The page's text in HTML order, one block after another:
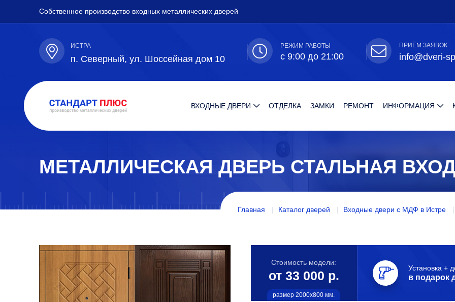
Собственное производство входных металлических дверей
ИСТРА
п. Северный, ул. Шоссейная дом 10
РЕЖИМ РАБОТЫ
с 9:00 до 21:00
ПРИЁМ ЗАЯВОК
info@dveri-
ВХОДНЫЕ ДВЕРИ ОТДЕЛКА ЗАМКИ РЕМОНТ ИНФОРМАЦИЯ
МЕТАЛЛИЧЕСКАЯ ДВЕРЬ СТАЛЬНАЯ
Главная Каталог дверей Входные двери с МДФ в Истре
Стоимость модели:
от 33 000 р.
размер 2000х800 мм.
Установка +
в подарок